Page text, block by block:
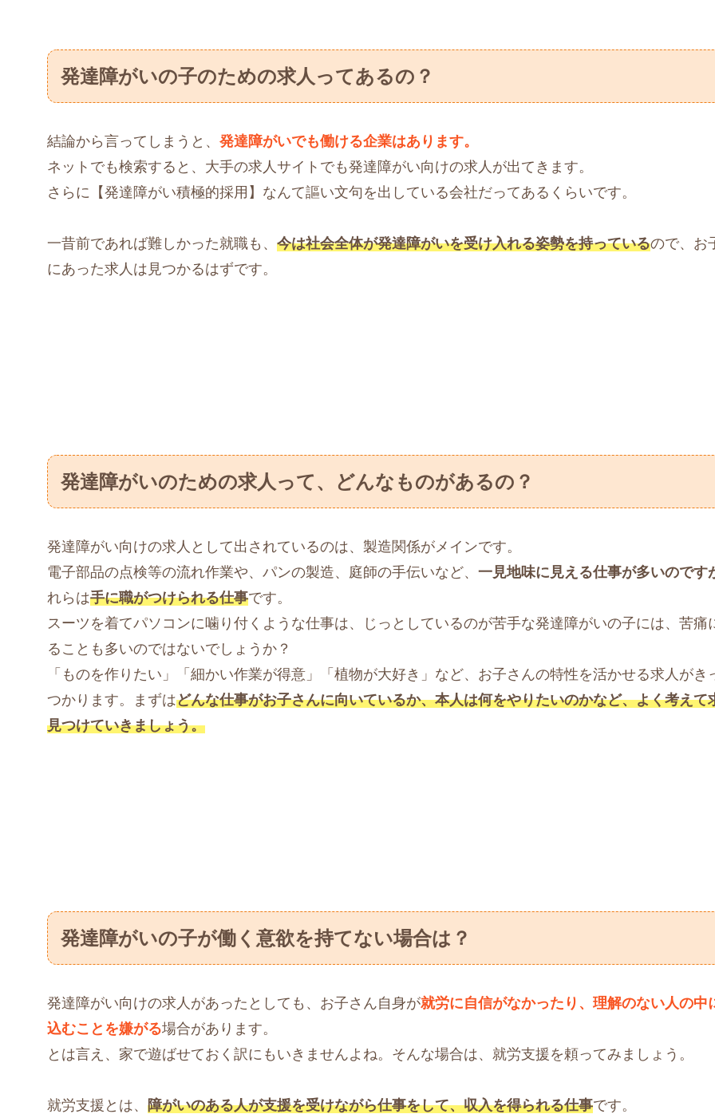
発達障がいの子のための求人ってあるの？
結論から言ってしまうと、 発達障がいでも働ける企業はあります。
ネットでも検索すると、大手の求人サイトでも発達障がい向けの求人が出てきます。
さらに【発達障がい積極的採用】なんて謳い文句を出している会社だってあるくらいです。
一昔前であれば難しかった就職も、 今は社会全体が発達障がいを受け入れる姿勢を持っているので、お
にあった求人は見つかるはずです。
発達障がいのための求人って、どんなものがあるの？
発達障がい向けの求人として出されているのは、製造関係がメインです。
電子部品の点検等の流れ作業や、パンの製造、庭師の手伝いなど、 一見地味に見える仕事が多いのです
れらは手に職がつけられる仕事です。
スーツを着てパソコンに噛り付くような仕事は、じっとしているのが苦手な発達障がいの子には、苦痛
ることも多いのではないでしょうか？
「ものを作りたい」「細かい作業が得意」「植物が大好き」など、お子さんの特性を活かせる求人がき
つかります。まずはどんな仕事がお子さんに向いているか、本人は何をやりたいのかなど、よく考えて
見つけていきましょう。
発達障がいの子が働く意欲を持てない場合は？
発達障がい向けの求人があったとしても、お子さん自身が就労に自信がなかったり、理解のない人の中
込むことを嫌がる場合があります。
とは言え、家で遊ばせておく訳にもいきませんよね。そんな場合は、就労支援を頼ってみましょう。
就労支援とは、 障がいのある人が支援を受けながら仕事をして、収入を得られる仕事です。